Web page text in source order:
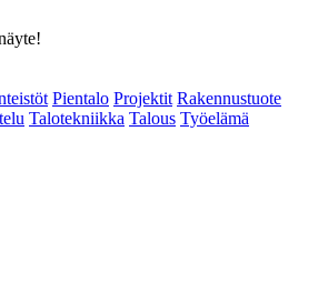
Pientalo Projektit Rakennustuote
Talotekniikka Talous Työelämä